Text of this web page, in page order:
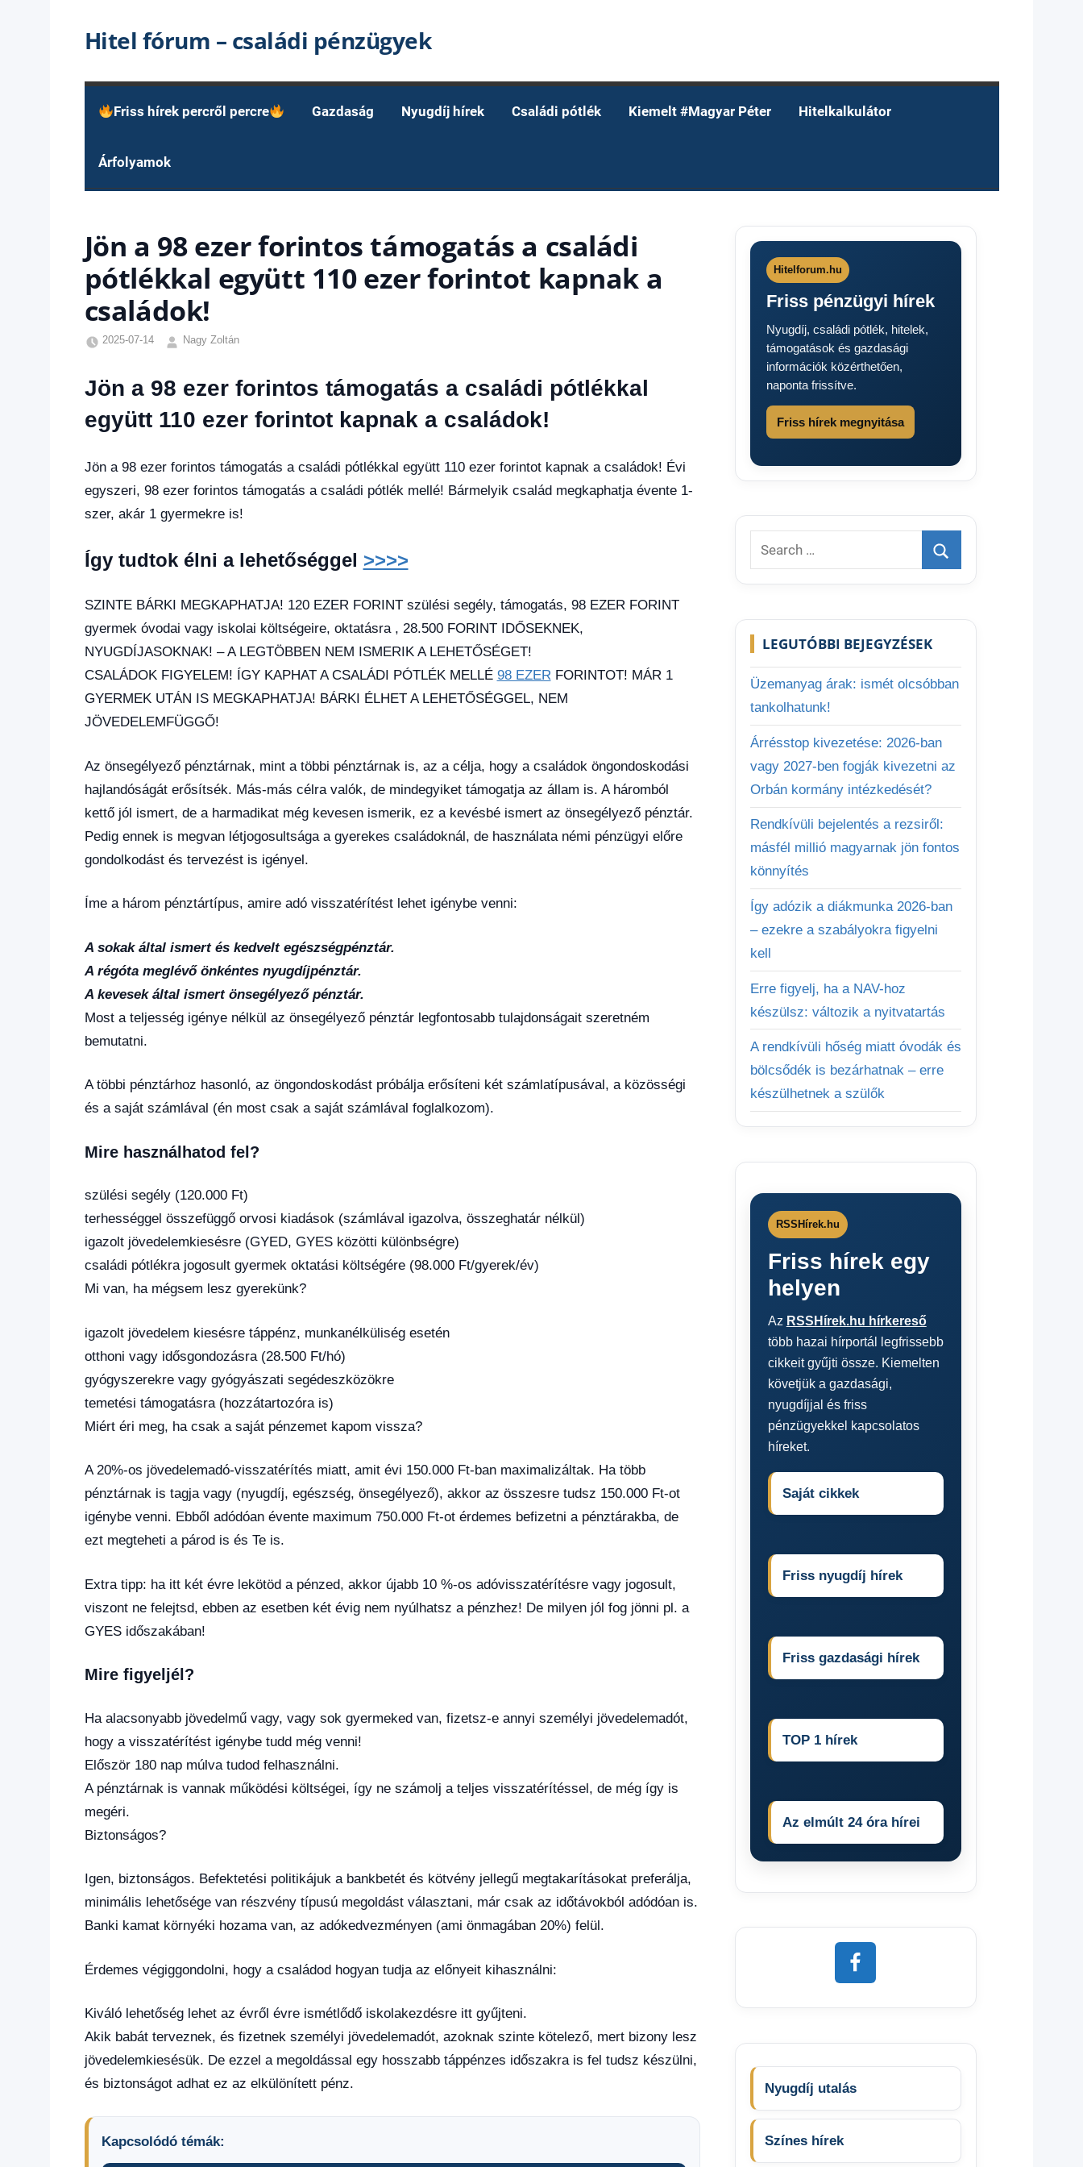
Hitel fórum – családi pénzügyek
Friss hírek percről percre Gazdaság Nyugdíj hírek Családi pótlék Kiemelt #Magyar Péter Hitelkalkulátor
Árfolyamok
Jön a 98 ezer forintos támogatás a családi
pótlékkal együtt 110 ezer forintot kapnak a
családok!
2025-07-14
Nagy Zoltán
hírek,
Gazdaság
Hírek ,
1
kézből
Jön a 98 ezer forintos támogatás a családi pótlékkal
együtt 110 ezer forintot kapnak a családok!
Jön a 98 ezer forintos támogatás a családi pótlékkal együtt 110 ezer forintot kapnak a családok! Évi
egyszeri, 98 ezer forintos támogatás a családi pótlék mellé! Bármelyik család megkaphatja évente 1-
szer, akár 1 gyermekre is!
Így tudtok élni a lehetőséggel >>>>
SZINTE BÁRKI MEGKAPHATJA! 120 EZER FORINT szülési segély, támogatás, 98 EZER FORINT
gyermek óvodai vagy iskolai költségeire, oktatásra , 28.500 FORINT IDŐSEKNEK,
NYUGDÍJASOKNAK! – A LEGTÖBBEN NEM ISMERIK A LEHETŐSÉGET!
CSALÁDOK FIGYELEM! ÍGY KAPHAT A CSALÁDI PÓTLÉK MELLÉ 98 EZERFORINTOT! MÁR 1
GYERMEK UTÁN IS MEGKAPHATJA! BÁRKI ÉLHET A LEHETŐSÉGGEL, NEM
JÖVEDELEMFÜGGŐ!
Az önsegélyező pénztárnak, mint a többi pénztárnak is, az a célja, hogy a családok öngondoskodási
hajlandóságát erősítsék. Más-más célra valók, de mindegyiket támogatja az állam is. A háromból
kettő jól ismert, de a harmadikat még kevesen ismerik, ez a kevésbé ismert az önsegélyező pénztár.
Pedig ennek is megvan létjogosultsága a gyerekes családoknál, de használata némi pénzügyi előre
gondolkodást és tervezést is igényel.
Íme a három pénztártípus, amire adó visszatérítést lehet igénybe venni:
A sokak által ismert és kedvelt egészségpénztár.
A régóta meglévő önkéntes nyugdíjpénztár.
A kevesek által ismert önsegélyező pénztár.
Most a teljesség igénye nélkül az önsegélyező pénztár legfontosabb tulajdonságait szeretném
bemutatni.
A többi pénztárhoz hasonló, az öngondoskodást próbálja erősíteni két számlatípusával, a közösségi
és a saját számlával (én most csak a saját számlával foglalkozom).
Mire használhatod fel?
szülési segély (120.000 Ft)
terhességgel összefüggő orvosi kiadások (számlával igazolva, összeghatár nélkül)
igazolt jövedelemkiesésre (GYED, GYES közötti különbségre)
családi pótlékra jogosult gyermek oktatási költségére (98.000 Ft/gyerek/év)
Mi van, ha mégsem lesz gyerekünk?
igazolt jövedelem kiesésre táppénz, munkanélküliség esetén
otthoni vagy idősgondozásra (28.500 Ft/hó)
gyógyszerekre vagy gyógyászati segédeszközökre
temetési támogatásra (hozzátartozóra is)
Miért éri meg, ha csak a saját pénzemet kapom vissza?
A 20%-os jövedelemadó-visszatérítés miatt, amit évi 150.000 Ft-ban maximalizáltak. Ha több
pénztárnak is tagja vagy (nyugdíj, egészség, önsegélyező), akkor az összesre tudsz 150.000 Ft-ot
igénybe venni. Ebből adódóan évente maximum 750.000 Ft-ot érdemes befizetni a pénztárakba, de
ezt megteheti a párod is és Te is.
Extra tipp: ha itt két évre lekötöd a pénzed, akkor újabb 10 %-os adóvisszatérítésre vagy jogosult,
viszont ne felejtsd, ebben az esetben két évig nem nyúlhatsz a pénzhez! De milyen jól fog jönni pl. a
GYES időszakában!
Mire figyeljél?
Ha alacsonyabb jövedelmű vagy, vagy sok gyermeked van, fizetsz-e annyi személyi jövedelemadót,
hogy a visszatérítést igénybe tudd még venni!
Először 180 nap múlva tudod felhasználni.
A pénztárnak is vannak működési költségei, így ne számolj a teljes visszatérítéssel, de még így is
megéri.
Biztonságos?
Igen, biztonságos. Befektetési politikájuk a bankbetét és kötvény jellegű megtakarításokat preferálja,
minimális lehetősége van részvény típusú megoldást választani, már csak az időtávokból adódóan is.
Banki kamat környéki hozama van, az adókedvezményen (ami önmagában 20%) felül.
Érdemes végiggondolni, hogy a családod hogyan tudja az előnyeit kihasználni:
Kiváló lehetőség lehet az évről évre ismétlődő iskolakezdésre itt gyűjteni.
Akik babát terveznek, és fizetnek személyi jövedelemadót, azoknak szinte kötelező, mert bizony lesz
jövedelemkiesésük. De ezzel a megoldással egy hosszabb táppénzes időszakra is fel tudsz készülni,
és biztonságot adhat ez az elkülönített pénz.
Kapcsolódó témák:
Hitelforum.hu
Friss pénzügyi hírek
Nyugdíj, családi pótlék, hitelek,
támogatások és gazdasági
információk közérthetően,
naponta frissítve.
Friss hírek megnyitása
Search
for:
Search
LEGUTÓBBI BEJEGYZÉSEK
Üzemanyag árak: ismét olcsóbban
tankolhatunk!
Árrésstop kivezetése: 2026-ban
vagy 2027-ben fogják kivezetni az
Orbán kormány intézkedését?
Rendkívüli bejelentés a rezsiről:
másfél millió magyarnak jön fontos
könnyítés
Így adózik a diákmunka 2026-ban
– ezekre a szabályokra figyelni
kell
Erre figyelj, ha a NAV-hoz
készülsz: változik a nyitvatartás
A rendkívüli hőség miatt óvodák és
bölcsődék is bezárhatnak – erre
készülhetnek a szülők
RSSHírek.hu
Friss hírek egy
helyen
Az RSSHírek.hu hírkereső
több hazai hírportál legfrissebb
cikkeit gyűjti össze. Kiemelten
követjük a gazdasági,
nyugdíjjal és friss
pénzügyekkel kapcsolatos
híreket.
Saját cikkek
Friss nyugdíj hírek
Friss gazdasági hírek
TOP 1 hírek
Az elmúlt 24 óra hírei
Nyugdíj utalás
Színes hírek